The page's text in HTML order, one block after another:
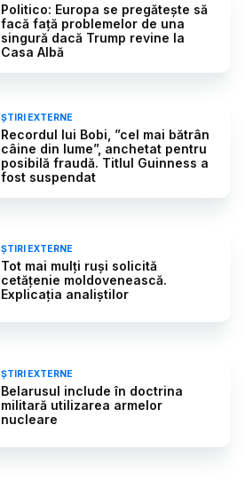
Politico: Europa se pregătește să
facă față problemelor de una
singură dacă Trump revine la
Casa Albă
ȘTIRI EXTERNE
Recordul lui Bobi, ”cel mai bătrân
câine din lume”, anchetat pentru
posibilă fraudă. Titlul Guinness a
fost suspendat
ȘTIRI EXTERNE
Tot mai mulți ruși solicită
cetățenie moldovenească.
Explicația analiștilor
ȘTIRI EXTERNE
Belarusul include în doctrina
militară utilizarea armelor
nucleare